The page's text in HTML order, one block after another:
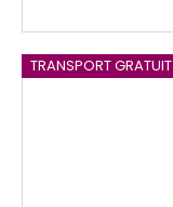
TRANSPORT GRATUIT